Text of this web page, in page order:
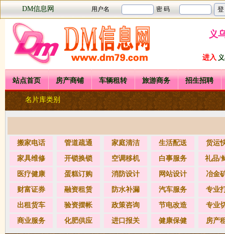
DM信息网
义
进入
站点首页 房产商铺 车辆租转 旅游商务 招生招聘
名片库类别
搬家电话 管道疏通 家庭清洁 生活配送 货运
家具维修 开锁换锁 空调移机 白事服务 礼品/
医疗健康 蛋糕订购 消防设计 网站设计 冶金
财富证券 融资租赁 防水补漏 汽车服务 专业
出租货车 验资摆帐 政策咨询 节电改造 专业
商业服务 化肥供应 进口报关 健康保健 房产